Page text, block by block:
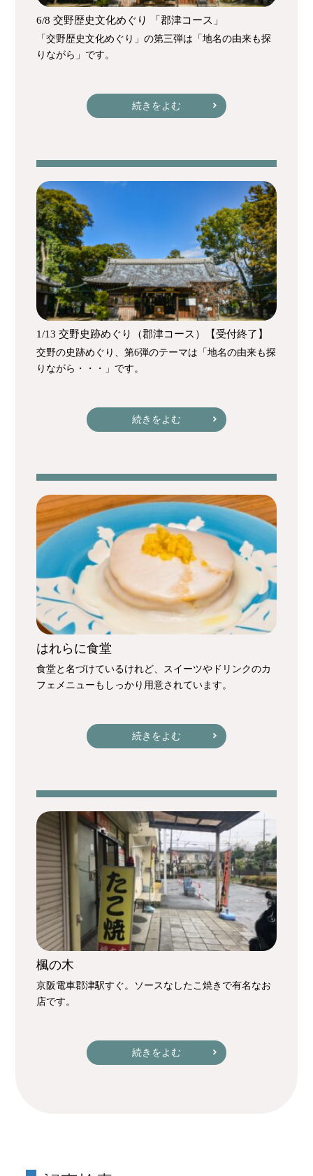
6/8 交野歴史文化めぐり 「郡津コース」
「交野歴史文化めぐり」の第三弾は「地名の由来も探
りながら」です。
続きをよむ
1/13 交野史跡めぐり（郡津コース）【受付終了】
交野の史跡めぐり、第6弾のテーマは「地名の由来も探
りながら・・・」です。
続きをよむ
はれらに食堂
食堂と名づけているけれど、スイーツやドリンクのカ
フェメニューもしっかり用意されています。
続きをよむ
楓の木
京阪電車郡津駅すぐ。ソースなしたこ焼きで有名なお
店です。
続きをよむ